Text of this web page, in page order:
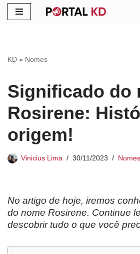
conteúdo
KD » Nomes
Significado do
Rosirene:
origem!
Vinicius Lima 30/11/2023 Nomes
No artigo de hoje, iremos
do nome Rosirene. Continue
descobrir tudo o que você